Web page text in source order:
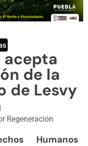
acepta
de la
de Lesvy
Regeneración
Humanos